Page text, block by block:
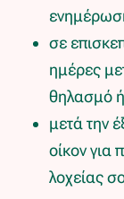
σε
ημέρες
θηλασμό ή
μετά την
οίκον για
λοχείας